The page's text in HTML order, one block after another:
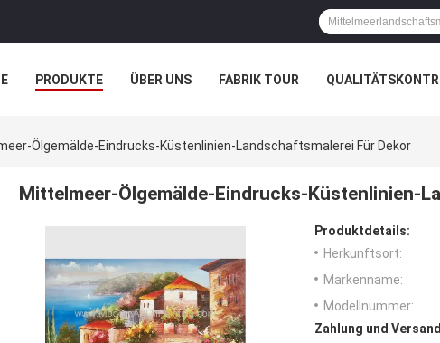
PRODUKTE ÜBER UNS FABRIK TOUR
Ölgemälde-Eindrucks-Küstenlinien-Landschaftsmalerei Für Dekor
Mittelmeer-Ölgemälde-Eindrucks-Küstenlinien-
Produktdetails:
Herkunftsort:
Markenname:
Modellnummer:
Zahlung und